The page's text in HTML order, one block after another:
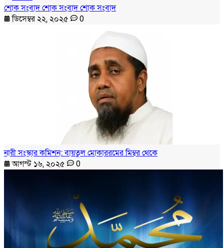
শোক সংবাদ শোক সংবাদ শোক সংবাদ
ডিসেম্বর ২২, ২০২৫
0
নারী সংস্কার কমিশন: বায়তুল মোকাররমের মিম্বর থেকে
আগস্ট ১৬, ২০২৫
0